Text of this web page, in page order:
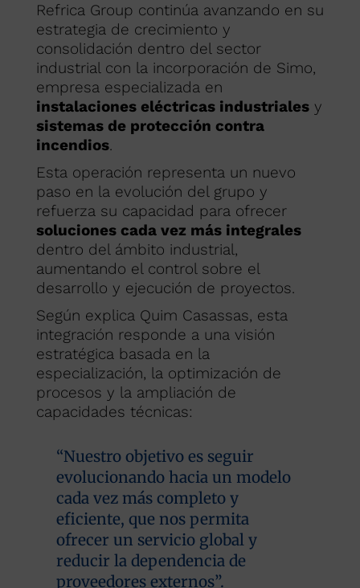
Refrica Group continúa avanzando en su
estrategia de crecimiento y
consolidación dentro del sector
industrial con la incorporación de Simo,
empresa especializada en
instalaciones eléctricas industrialesy
sistemas de protección contra
incendios.
Esta operación representa un nuevo
paso en la evolución del grupo y
refuerza su capacidad para ofrecer
soluciones cada vez más integrales
dentro del ámbito industrial,
aumentando el control sobre el
desarrollo y ejecución de proyectos.
Según explica Quim Casassas, esta
integración responde a una visión
estratégica basada en la
especialización, la optimización de
procesos y la ampliación de
capacidades técnicas:
“Nuestro objetivo es seguir
evolucionando hacia un modelo
cada vez más completo y
eficiente, que nos permita
ofrecer un servicio global y
reducir la dependencia de
proveedores externos”.